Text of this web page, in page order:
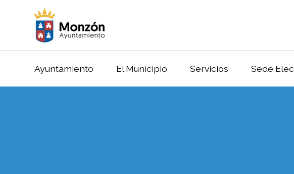
Ayuntamiento El Municipio Servicios Sede